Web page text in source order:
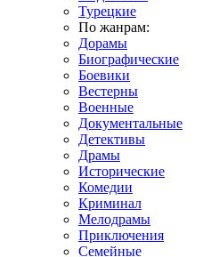
Турецкие
По жанрам:
Дорамы
Биографические
Боевики
Вестерны
Военные
Документальные
Детективы
Драмы
Исторические
Комедии
Криминал
Мелодрамы
Приключения
Семейные